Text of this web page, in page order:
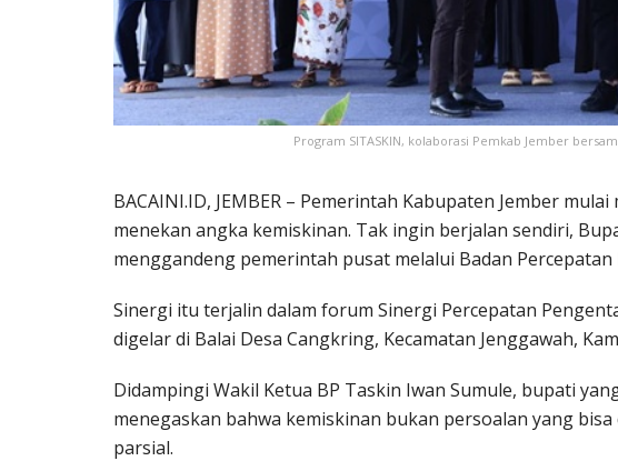
Program SITASKIN, kolaborasi Pemkab Jember
BACAINI.ID, JEMBER – Pemerintah Kabupaten Jember
menekan angka kemiskinan. Tak ingin berjalan sendiri,
menggandeng pemerintah pusat melalui Badan
Sinergi itu terjalin dalam forum Sinergi Percepatan
digelar di Balai Desa Cangkring, Kecamatan Jenggawah,
Didampingi Wakil Ketua BP Taskin Iwan Sumule, bupati
menegaskan bahwa kemiskinan bukan persoalan yang
parsial.